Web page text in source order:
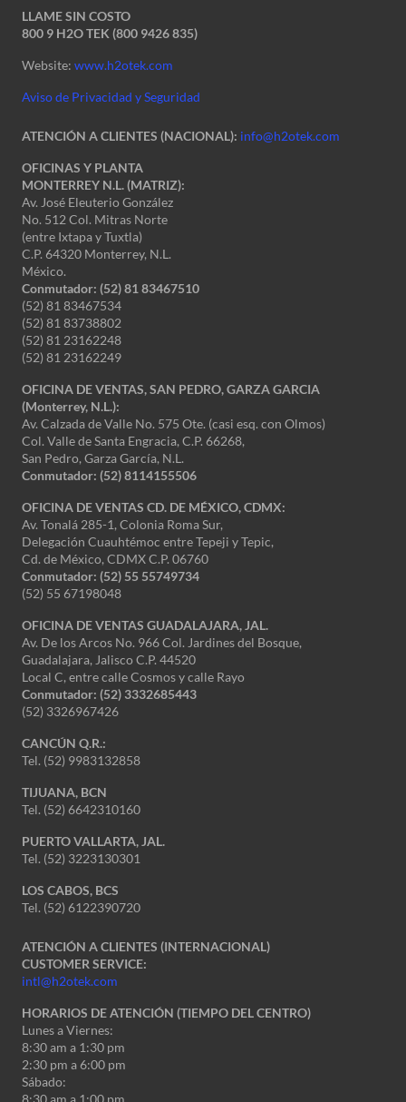
LLAME SIN COSTO
800 9 H2O TEK (800 9426 835)
Website: www.h2otek.com
Aviso de Privacidad y Seguridad
ATENCIÓN A CLIENTES (NACIONAL): info@h2otek.com
OFICINAS Y PLANTA
MONTERREY N.L. (MATRIZ):
Av. José Eleuterio González
No. 512 Col. Mitras Norte
(entre Ixtapa y Tuxtla)
C.P. 64320 Monterrey, N.L.
México.
Conmutador: (52) 81 83467510
(52) 81 83467534
(52) 81 83738802
(52) 81 23162248
(52) 81 23162249
OFICINA DE VENTAS, SAN PEDRO, GARZA GARCIA
(Monterrey, N.L.):
Av. Calzada de Valle No. 575 Ote. (casi esq. con Olmos)
Col. Valle de Santa Engracia, C.P. 66268,
San Pedro, Garza García, N.L.
Conmutador: (52) 8114155506
OFICINA DE VENTAS CD. DE MÉXICO, CDMX:
Av. Tonalá 285-1, Colonia Roma Sur,
Delegación Cuauhtémoc entre Tepeji y Tepic,
Cd. de México, CDMX C.P. 06760
Conmutador: (52) 55 55749734
(52) 55 67198048
OFICINA DE VENTAS GUADALAJARA, JAL.
Av. De los Arcos No. 966 Col. Jardines del Bosque,
Guadalajara, Jalisco C.P. 44520
Local C, entre calle Cosmos y calle Rayo
Conmutador: (52) 3332685443
(52) 3326967426
CANCÚN Q.R.:
Tel. (52) 9983132858
TIJUANA, BCN
Tel. (52) 6642310160
PUERTO VALLARTA, JAL.
Tel. (52) 3223130301
LOS CABOS, BCS
Tel. (52) 6122390720
ATENCIÓN A CLIENTES (INTERNACIONAL)
CUSTOMER SERVICE:
intl@h2otek.com
HORARIOS DE ATENCIÓN (TIEMPO DEL CENTRO)
Lunes a Viernes:
8:30 am a 1:30 pm
2:30 pm a 6:00 pm
Sábado:
8:30 am a 1:00 pm